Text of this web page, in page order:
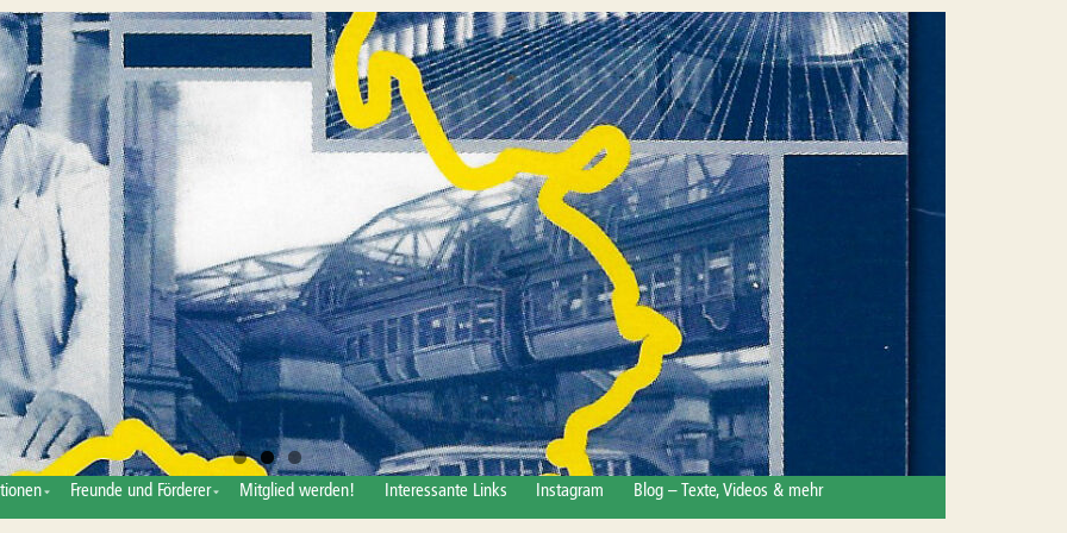
Freunde und Förderer Mitglied werden! Interessante Links Instagram Blog – Texte, Videos & mehr